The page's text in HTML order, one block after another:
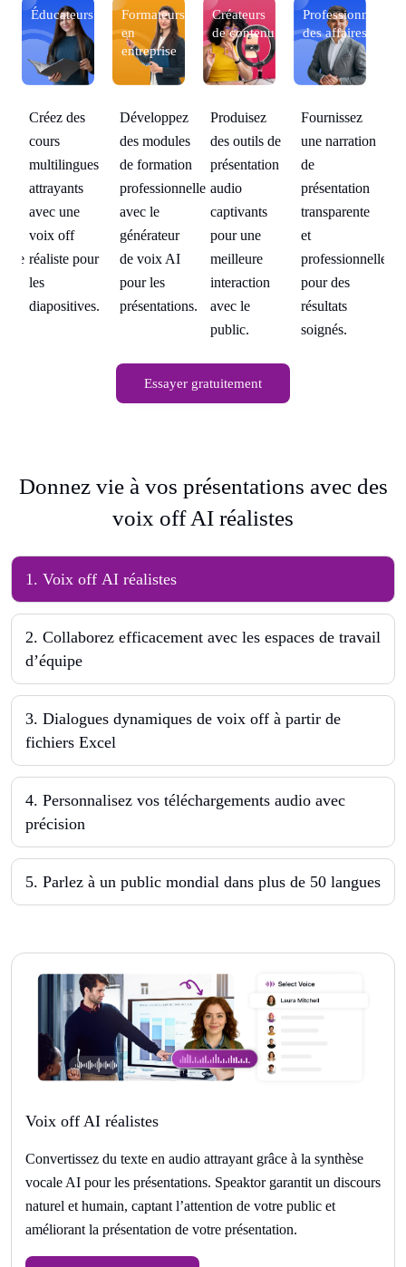
Éducateurs
Créez des
cours
multilingues
attrayants
avec une
voix off
réaliste pour
les
diapositives.
Formateurs
en
entreprise
Développez
des modules
de formation
professionnelle
avec le
générateur
de voix AI
pour les
présentations.
Créateurs
de contenu
Produisez
des outils de
présentation
audio
captivants
pour une
meilleure
interaction
avec le
public.
Professionnels
des affaires
Fournissez
une narration
de
présentation
transparente
et
professionnelle
pour des
résultats
soignés.
Essayer gratuitement
Donnez vie à vos présentations avec des
voix off AI réalistes
1. Voix off AI réalistes
2. Collaborez efficacement avec les espaces de travail
d’équipe
3. Dialogues dynamiques de voix off à partir de
fichiers Excel
4. Personnalisez vos téléchargements audio avec
précision
5. Parlez à un public mondial dans plus de 50 langues
Voix off AI réalistes
Convertissez du texte en audio attrayant grâce à la synthèse
vocale AI pour les présentations. Speaktor garantit un discours
naturel et humain, captant l’attention de votre public et
améliorant la présentation de votre présentation.